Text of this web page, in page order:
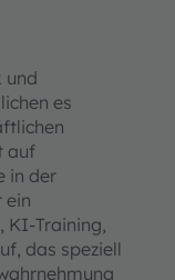
und
es
auf
in der
ein
KI-Training,
das speziell